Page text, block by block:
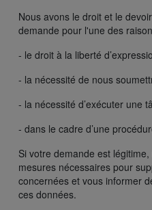
Nous avons le droit et le
demande pour l'une des
- le droit à la liberté
- la nécessité de nous
- la nécessité d’exécuter une
- dans le cadre d’une
Si votre demande est
mesures nécessaires pour
concernées et vous informer
ces données.